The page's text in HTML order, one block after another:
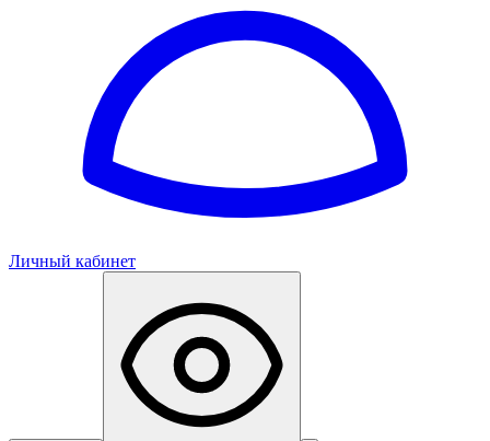
Личный кабинет